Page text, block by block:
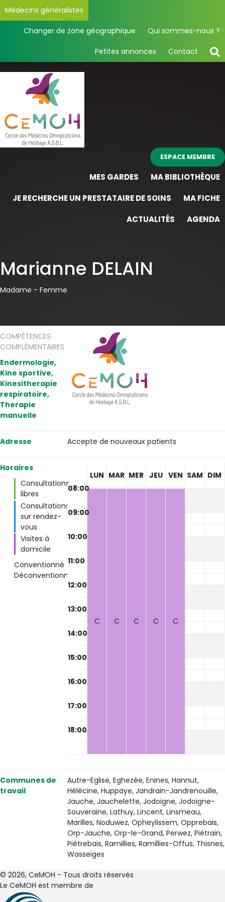
Médecins généralistes
Changer de zone géographique Qui sommes-nous ?
Petites annonces Contact
ESPACE MEMBRE
MES GARDES
MA BIBLIOTHÈQUE
JE RECHERCHE UN PRESTATAIRE DE SOINS
MA FICHE
ACTUALITÉS
AGENDA
Marianne DELAIN
Madame - Femme
COMPÉTENCES
COMPLÉMENTAIRES
Endermologie,
Kine sportive,
Kinesitherapie
respiratoire,
Therapie
manuelle
Adresse Accepte de nouveaux patients
Horaires
Consultations
libres
Consultations
sur rendez-
vous
Visites à
domicile
Conventionné
Déconventionné
LUN MAR MER JEU VEN SAM DIM
08:00
C C C C C
09:00
10:00
11:00
12:00
13:00
14:00
15:00
16:00
17:00
18:00
Communes de
travail
Autre-Eglise, Eghezée, Enines, Hannut,
Hélécine, Huppaye, Jandrain-Jandrenouille,
Jauche, Jauchelette, Jodoigne, Jodoigne-
Souveraine, Lathuy, Lincent, Linsmeau,
Marilles, Noduwez, Opheylissem, Opprebais,
Orp-Jauche, Orp-le-Grand, Perwez, Piétrain,
Piétrebais, Ramillies, Ramillies-Offus, Thisnes,
Wasseiges
© 2026, CeMOH - Tous droits réservés
Le CeMOH est membre de